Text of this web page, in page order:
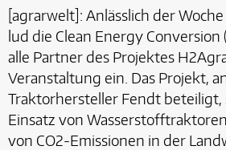
[agrarwelt]: Anlässlich der
lud die Clean Energy Conversion
alle Partner des Projektes
Veranstaltung ein. Das Projekt,
Traktorhersteller Fendt beteiligt,
Einsatz von
von CO2-Emissionen in der